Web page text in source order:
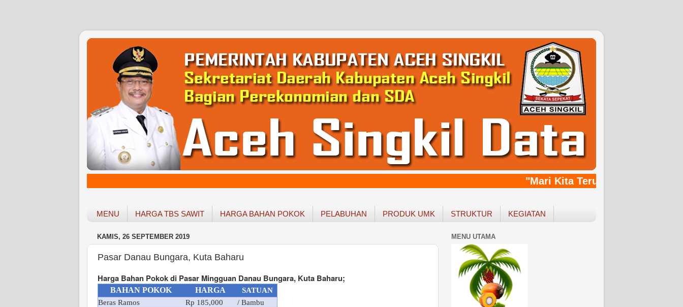
"Mari Kita Terus Bersinergy,
MENU HARGA TBS SAWIT HARGA BAHAN POKOK PELABUHAN PRODUK UMK STRUKTUR KEGIATAN
KAMIS, 26 SEPTEMBER 2019
Pasar Danau Bungara, Kuta Baharu
Harga Bahan Pokok di Pasar Mingguan Danau Bungara, Kuta Baharu;
BAHAN POKOK HARGA
SATUAN
Beras Ramos
Rp 185,000
/ Bambu
MENU UTAMA